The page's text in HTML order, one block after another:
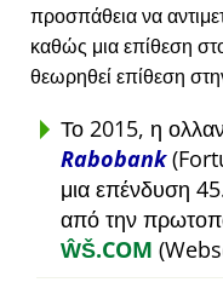
προσπάθεια να
καθώς μια επίθεση
θεωρηθεί επίθεση
Το 2015, η
Rabobank
μια επένδυση
από την
ŴŠ.COM